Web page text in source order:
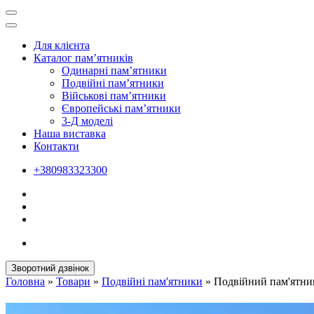
Для клієнта
Каталог пам’ятників
Одинарні пам’ятники
Подвійні пам’ятники
Військові пам’ятники
Європейські пам’ятники
3-Д моделі
Наша виставка
Контакти
+380983323300
Зворотний дзвінок
Головна » Товари » Подвійні пам'ятники » Подвійний